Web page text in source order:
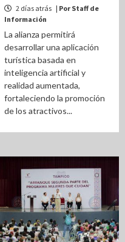
2 días atrás | Por Staff de
Información
La alianza permitirá
desarrollar una aplicación
turística basada en
inteligencia artificial y
realidad aumentada,
fortaleciendo la promoción
de los atractivos...